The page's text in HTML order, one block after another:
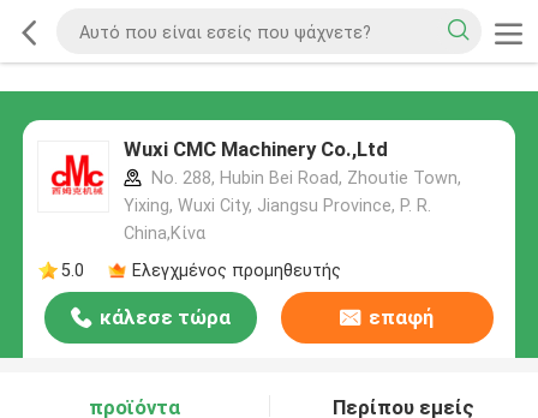
Wuxi CMC Machinery Co.,Ltd
No. 288, Hubin Bei Road, Zhoutie Town,
Yixing, Wuxi City, Jiangsu Province, P. R.
China,Κίνα
5.0
Ελεγχμένος προμηθευτής
κάλεσε τώρα επαφή
προϊόντα Περίπου εμείς